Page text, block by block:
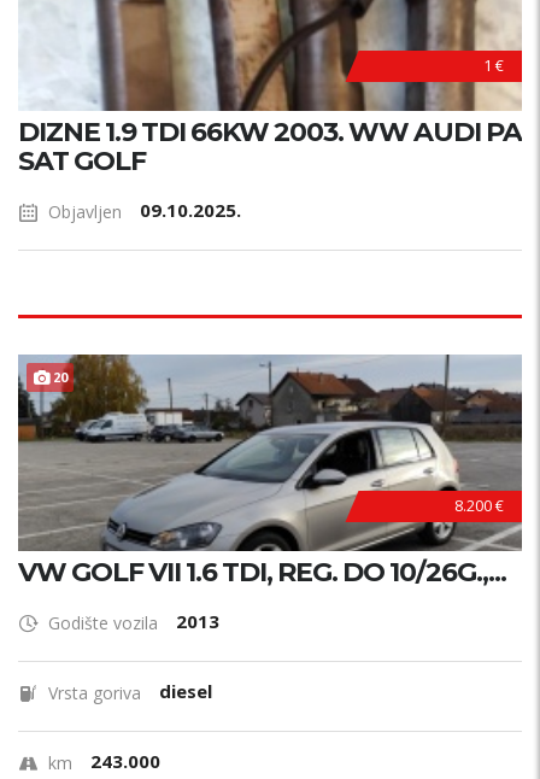
1 €
DIZNE 1.9 TDI 66KW 2003. WW AUDI PA
SAT GOLF
Objavljen 09.10.2025.
20
8.200 €
VW GOLF VII 1.6 TDI, REG. DO 10/26G.,...
Godište vozila 2013
Vrsta goriva diesel
km 243.000